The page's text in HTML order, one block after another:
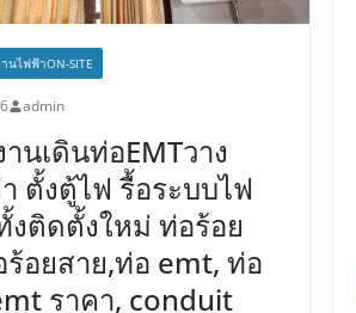
นไฟฟ้าON-SITE
admin
นเดินท่อEMTวาง
ตั้งตู้ไฟ รื้อระบบไฟ
งติดตั้งใหม่ ท่อร้อย
อยสาย,ท่อ emt, ท่อ
ราคา, conduit